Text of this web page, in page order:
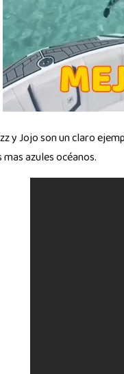
y Jojo son un claro
mas azules océanos.